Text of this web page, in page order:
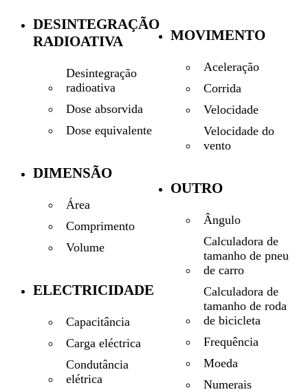
DESINTEGRAÇÃO
RADIOATIVA
Desintegração
radioativa
Dose absorvida
Dose equivalente
DIMENSÃO
Área
Comprimento
Volume
ELECTRICIDADE
Capacitância
Carga eléctrica
Condutância
elétrica
MOVIMENTO
Aceleração
Corrida
Velocidade
Velocidade do
vento
OUTRO
Ângulo
Calculadora de
tamanho de pneu
de carro
Calculadora de
tamanho de roda
de bicicleta
Frequência
Moeda
Numerais